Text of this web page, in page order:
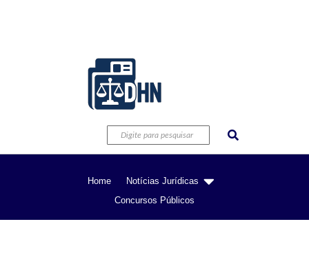
Home
Notícias Jurídicas
Concursos Públicos